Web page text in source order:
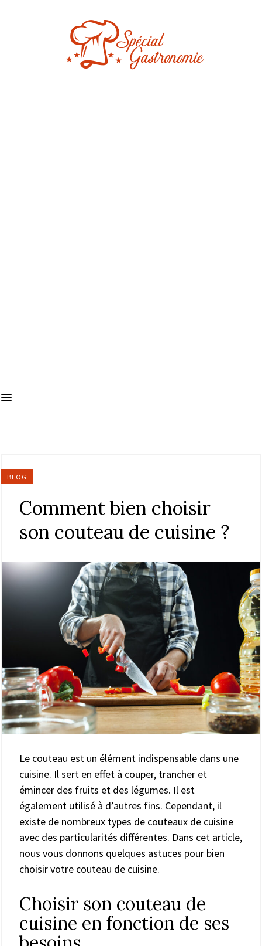
BLOG
Comment bien choisir
son couteau de cuisine ?
Le couteau est un élément indispensable dans une
cuisine. Il sert en effet à couper, trancher et
émincer des fruits et des légumes. Il est
également utilisé à d’autres fins. Cependant, il
existe de nombreux types de couteaux de cuisine
avec des particularités différentes. Dans cet article,
nous vous donnons quelques astuces pour bien
choisir votre couteau de cuisine.
Choisir son couteau de
cuisine en fonction de ses